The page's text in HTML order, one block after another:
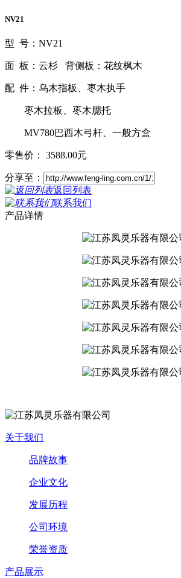
NV21
型 号：NV21
面 板：云杉 背侧板：花纹枫木
配 件：乌木指板、枣木执手
枣木拉板、枣木腮托
MV780巴西木弓杆、一般方盒
零售价： 3588.00元
分享至：
返回列表
联系我们
产品详情
关于我们
品牌故事
企业文化
发展历程
公司环境
荣誉资质
产品展示